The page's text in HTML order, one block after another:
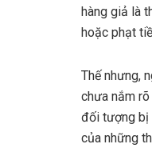
hàng giả là
hoặc phạt
Thế nhưng,
chưa nắm
đối tượng bị
của những